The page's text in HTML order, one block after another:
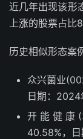
近几年出现该形
上涨的股票占比
历史相似形态案
众兴菌业
日期：2024
开能健康
40.58%，日